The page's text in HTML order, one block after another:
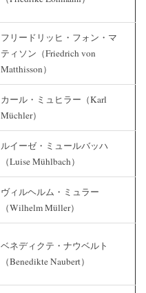
フリードリッヒ・フォン・マ
ティソン（Friedrich von
Matthisson）
カール・ミュヒラー（Karl
Müchler）
ルイーゼ・ミュールバッハ
（Luise Mühlbach）
ヴィルヘルム・ミュラー
（Wilhelm Müller）
ベネディクテ・ナウベルト
（Benedikte Naubert）